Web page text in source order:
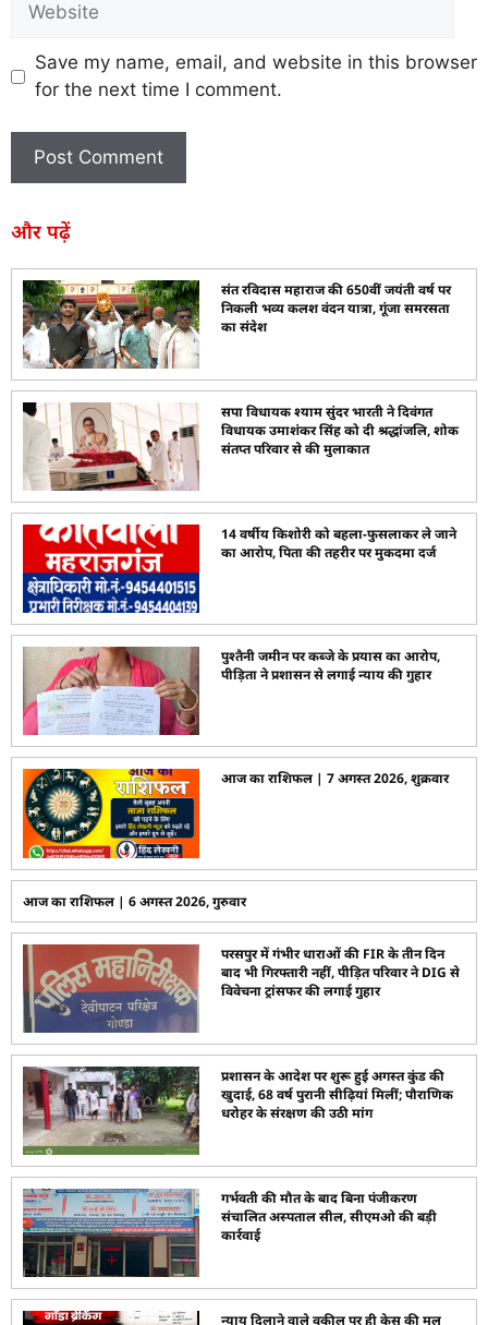
Save my name, email, and website in this browser
for the next time I comment.
और पढ़ें
संत रविदास महाराज की 650वीं जयंती वर्ष पर
निकली भव्य कलश वंदन यात्रा, गूंजा समरसता
का संदेश
सपा विधायक श्याम सुंदर भारती ने दिवंगत
विधायक उमाशंकर सिंह को दी श्रद्धांजलि, शोक
संतप्त परिवार से की मुलाकात
14 वर्षीय किशोरी को बहला-फुसलाकर ले जाने
का आरोप, पिता की तहरीर पर मुकदमा दर्ज
पुश्तैनी जमीन पर कब्जे के प्रयास का आरोप,
पीड़िता ने प्रशासन से लगाई न्याय की गुहार
आज का राशिफल | 7 अगस्त 2026, शुक्रवार
आज का राशिफल | 6 अगस्त 2026, गुरुवार
परसपुर में गंभीर धाराओं की FIR के तीन दिन
बाद भी गिरफ्तारी नहीं, पीड़ित परिवार ने DIG से
विवेचना ट्रांसफर की लगाई गुहार
प्रशासन के आदेश पर शुरू हुई अगस्त कुंड की
खुदाई, 68 वर्ष पुरानी सीढ़ियां मिलीं; पौराणिक
धरोहर के संरक्षण की उठी मांग
गर्भवती की मौत के बाद बिना पंजीकरण
संचालित अस्पताल सील, सीएमओ की बड़ी
कार्रवाई
न्याय दिलाने वाले वकील पर ही केस की मूल